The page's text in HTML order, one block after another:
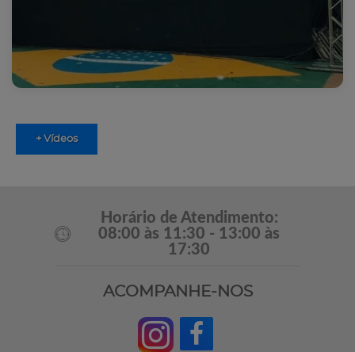
+ Vídeos
Horário de Atendimento:
08:00 às 11:30 - 13:00 às
17:30
ACOMPANHE-NOS